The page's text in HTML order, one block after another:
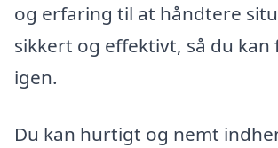
og erfaring til at håndtere
sikkert og effektivt, så du kan
igen.
Du kan hurtigt og nemt